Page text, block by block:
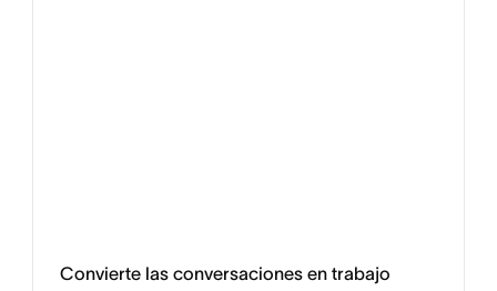
Convierte las conversaciones en trabajo